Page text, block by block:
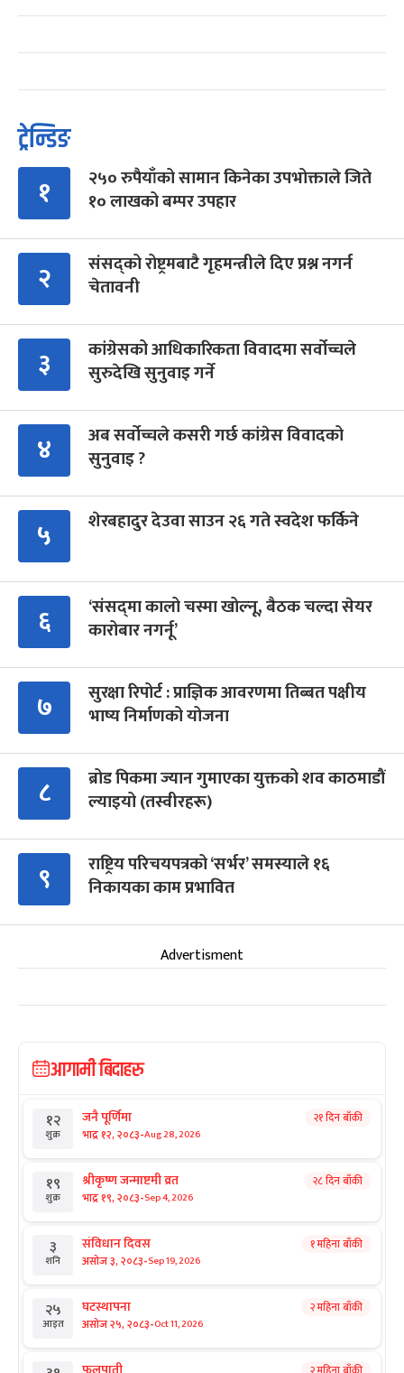
ट्रेन्डिङ
१
२५० रुपैयाँको सामान किनेका उपभोक्ताले जिते
१० लाखको बम्पर उपहार
२
संसद्को रोष्ट्रमबाटै गृहमन्त्रीले दिए प्रश्न नगर्न
चेतावनी
३
कांग्रेसको आधिकारिकता विवादमा सर्वोच्चले
सुरुदेखि सुनुवाइ गर्ने
४
अब सर्वोच्चले कसरी गर्छ कांग्रेस विवादको
सुनुवाइ ?
५ शेरबहादुर देउवा साउन २६ गते स्वदेश फर्किने
६
‘संसद्‍मा कालो चस्मा खोल्नू, बैठक चल्दा सेयर
कारोबार नगर्नू’
७
सुरक्षा रिपोर्ट : प्राज्ञिक आवरणमा तिब्बत पक्षीय
भाष्य निर्माणको योजना
८
ब्रोड पिकमा ज्यान गुमाएका युक्तको शव काठमाडौं
ल्याइयो (तस्वीरहरू)
९
राष्ट्रिय परिचयपत्रको ‘सर्भर’ समस्याले १६
निकायका काम प्रभावित
Advertisment
आगामी बिदाहरु
१२
शुक्र
जनै पूर्णिमा
भाद्र १२, २०८३-Aug 28, 2026
२१ दिन बाँकी
१९
शुक्र
श्रीकृष्ण जन्माष्टमी व्रत
भाद्र १९, २०८३-Sep 4, 2026
२८ दिन बाँकी
३
शनि
संविधान दिवस
असोज ३, २०८३-Sep 19, 2026
१ महिना बाँकी
२५
आइत
घटस्थापना
असोज २५, २०८३-Oct 11, 2026
२ महिना बाँकी